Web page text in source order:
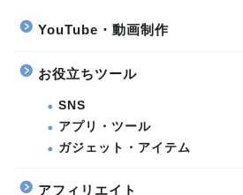
YouTube・動画制作
お役立ちツール
SNS
アプリ・ツール
ガジェット・アイテム
アフィリエイト